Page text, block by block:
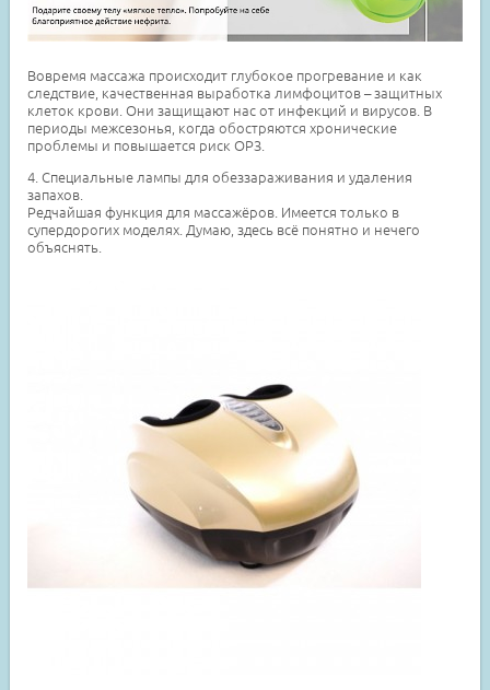
Вовремя массажа происходит глубокое прогревание и как
следствие, качественная выработка лимфоцитов – защитных
клеток крови. Они защищают нас от инфекций и вирусов. B
периоды межсезонья, когда обостряются хронические
проблемы и повышается риск ОРЗ.
4. Специальные лампы для обеззараживания и удаления
запахов.
Редчайшая функция для массажёров. Имеется только в
супердорогих моделях. Думаю, здесь всё понятно и нечего
объяснять.